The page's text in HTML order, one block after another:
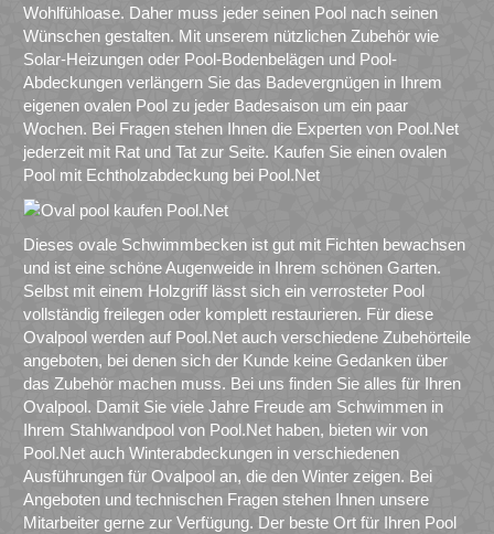
Wohlfühloase. Daher muss jeder seinen Pool nach seinen
Wünschen gestalten. Mit unserem nützlichen Zubehör wie
Solar-Heizungen oder Pool-Bodenbelägen und Pool-
Abdeckungen verlängern Sie das Badevergnügen in Ihrem
eigenen ovalen Pool zu jeder Badesaison um ein paar
Wochen. Bei Fragen stehen Ihnen die Experten von Pool.Net
jederzeit mit Rat und Tat zur Seite. Kaufen Sie einen ovalen
Pool mit Echtholzabdeckung bei Pool.Net
Dieses ovale Schwimmbecken ist gut mit Fichten bewachsen
und ist eine schöne Augenweide in Ihrem schönen Garten.
Selbst mit einem Holzgriff lässt sich ein verrosteter Pool
vollständig freilegen oder komplett restaurieren. Für diese
Ovalpool werden auf Pool.Net auch verschiedene Zubehörteile
angeboten, bei denen sich der Kunde keine Gedanken über
das Zubehör machen muss. Bei uns finden Sie alles für Ihren
Ovalpool. Damit Sie viele Jahre Freude am Schwimmen in
Ihrem Stahlwandpool von Pool.Net haben, bieten wir von
Pool.Net auch Winterabdeckungen in verschiedenen
Ausführungen für Ovalpool an, die den Winter zeigen. Bei
Angeboten und technischen Fragen stehen Ihnen unsere
Mitarbeiter gerne zur Verfügung. Der beste Ort für Ihren Pool